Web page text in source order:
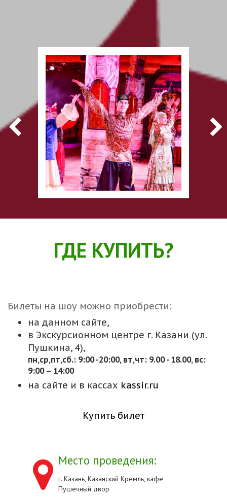
ГДЕ КУПИТЬ?
Билеты на шоу можно приобрести:
на данном сайте,
в Экскурсионном центре г. Казани (ул.
Пушкина, 4),
пн,cр,пт,сб.: 9:00 -20:00, вт,чт: 9.00 - 18.00, вс:
9:00 – 14:00
на сайте и в кассах kassir.ru
Купить билет
Место проведения:
г. Казань, Казанский Кремль, кафе
Пушечный двор